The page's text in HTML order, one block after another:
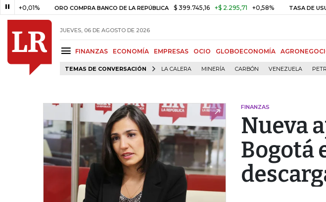
ORO COMPRA BANCO DE LA REPÚBLICA $ 399.745,16 +$ 2.295,71 +0,58% TASA DE USURA
JUEVES, 06 DE AGOSTO DE 2026
FINANZAS ECONOMÍA EMPRESAS OCIO GLOBOECONOMÍA
TEMAS DE CONVERSACIÓN LA CALERA MINERÍA CARBÓN VENEZUELA
FINANZAS
Nueva
Bogotá